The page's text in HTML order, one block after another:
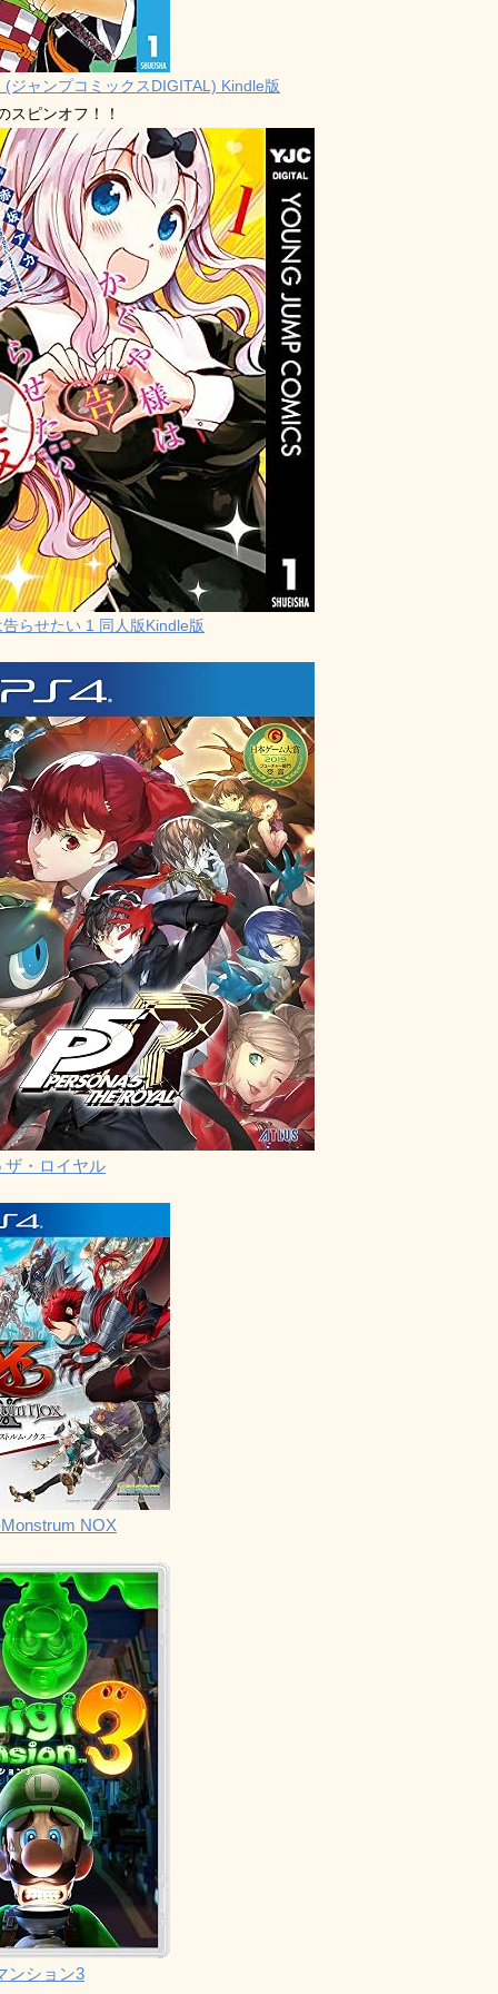
(ジャンプコミックスDIGITAL) Kindle版
スピンオフ！！
らせたい 1 同人版Kindle版
ザ・ロイヤル
NOX
ンション3